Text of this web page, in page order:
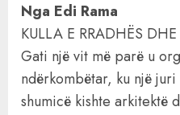
Nga Edi Rama
KULLA E RRADHËS
Gati një vit më parë u
ndërkombëtar, ku një
shumicë kishte arkitektë